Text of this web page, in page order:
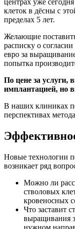
клеток в дёсны с
пределах 5 лет.
Желающие
расписку о
евро за
попытка
По цене за услуги,
имплантацией, но
В наших клиниках
перспективах
Новые технологии
возникает ряд
Можно ли
стволовых
кровеносных
Что заставит
выращивания
нужном